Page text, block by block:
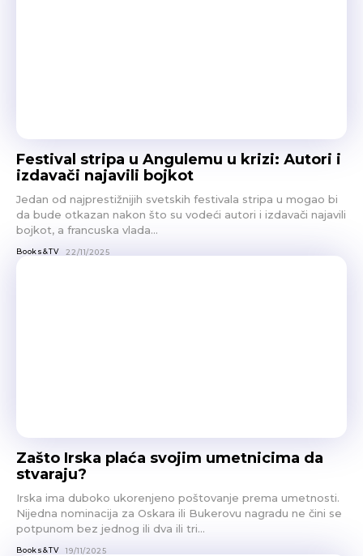
Festival stripa u Angulеmu u krizi: Аutori i
izdavači najavili bojkot
Jedan od najprestižnijih svetskih festivala stripa u mogao bi
da bude otkazan nakon što su vodeći autori i izdavači najavili
bojkot, a francuska vlada...
Books&TV 22/11/2025
Zašto Irska plaća svojim umetnicima da
stvaraju?
Irska ima duboko ukorenjeno poštovanje prema umetnosti.
Nijedna nominacija za Oskara ili Bukerovu nagradu ne čini se
potpunom bez jednog ili dva ili tri...
Books&TV 19/11/2025